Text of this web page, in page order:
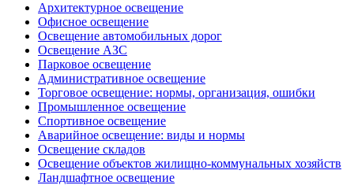
Архитектурное освещение
Офисное освещение
Освещение автомобильных дорог
Освещение АЗС
Парковое освещение
Административное освещение
Торговое освещение: нормы, организация, ошибки
Промышленное освещение
Спортивное освещение
Аварийное освещение: виды и нормы
Освещение складов
Освещение объектов жилищно-коммунальных хозяйств
Ландшафтное освещение